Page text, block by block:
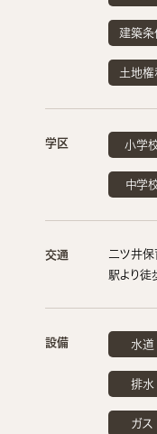
建築条
土地権
学区 小学
中学
交通
二ツ井
駅より
設備 水道
排水
ガス